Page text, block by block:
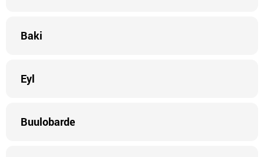
Baki
Eyl
Buulobarde